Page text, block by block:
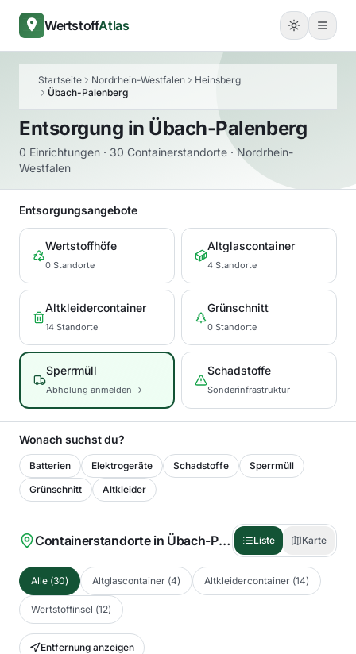
WertstoffAtlas
Startseite Nordrhein-Westfalen
Heinsberg
Übach-Palenberg
Entsorgung in Übach-Palenberg
0 Einrichtungen · 30 Containerstandorte · Nordrhein-
Westfalen
Entsorgungsangebote
Wertstoffhöfe
0 Standorte
Altglascontainer
4 Standorte
Altkleidercontainer
14 Standorte
Grünschnitt
0 Standorte
Sperrmüll
Abholung anmelden →
Schadstoffe
Sonderinfrastruktur
Wonach suchst du?
Batterien Elektrogeräte Schadstoffe
Sperrmüll
Grünschnitt
Altkleider
Containerstandorte in Übach-Palenberg ( 30)
Liste Karte
Alle (30) Altglascontainer (4) Altkleidercontainer (14)
Wertstoffinsel (12)
Entfernung anzeigen